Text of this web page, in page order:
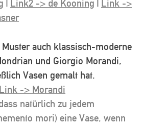
| Link2 -> de Kooning | Link ->
auch klassisch-moderne
und Giorgio Morandi,
Vasen gemalt hat.
Link -> Morandi
natürlich zu jedem
mori) eine Vase, wenn